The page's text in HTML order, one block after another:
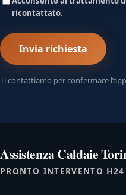
ricontattato.
Invia richiesta
Ti contattiamo per confermare
Assistenza Caldaie
PRONTO INTERVENTO H24